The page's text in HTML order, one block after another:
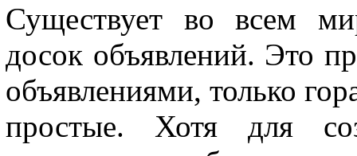
Существует во всем
досок объявлений. Это
объявлениями, только
простые. Хотя для